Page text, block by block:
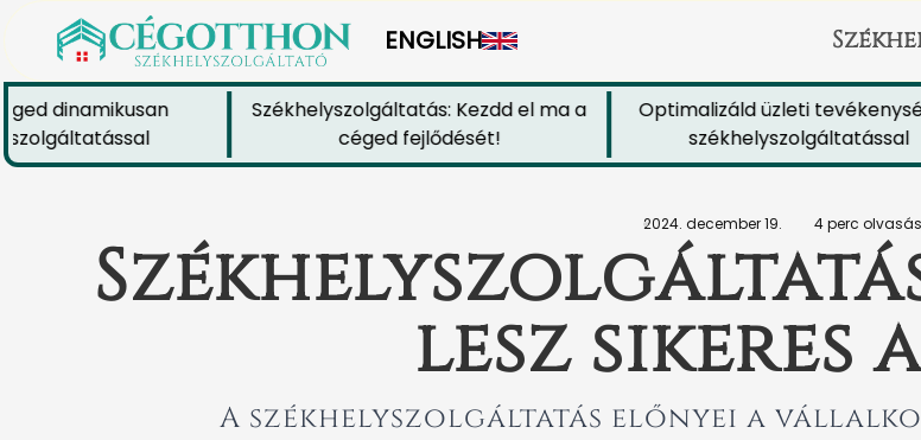
ENGLISH
dinamikusan
Székhelyszolgáltatás: Kezdd el ma a
céged fejlődését!
Optimalizáld üzleti
székhelyszolgáltatással
2024. december 19. 4 perc
lesz sikeres
A székhelyszolgáltatás előnyei a